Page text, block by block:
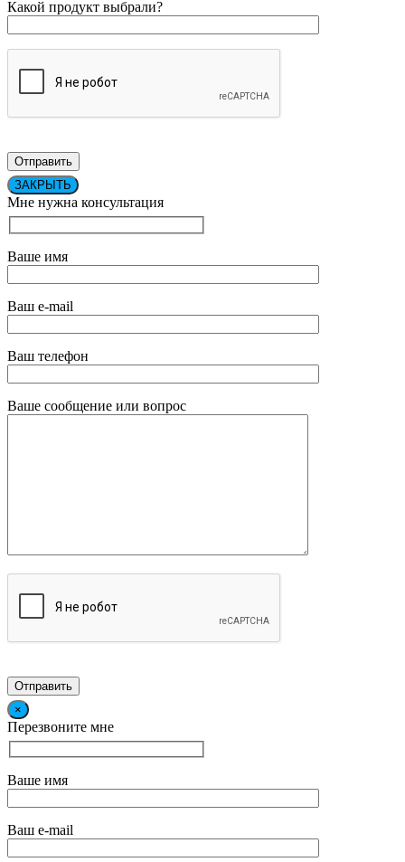
Какой продукт выбрали?
ЗАКРЫТЬ
Мне нужна консультация
Ваше имя
Ваш e-mail
Ваш телефон
Ваше сообщение или вопрос
×
Перезвоните мне
Ваше имя
Ваш e-mail